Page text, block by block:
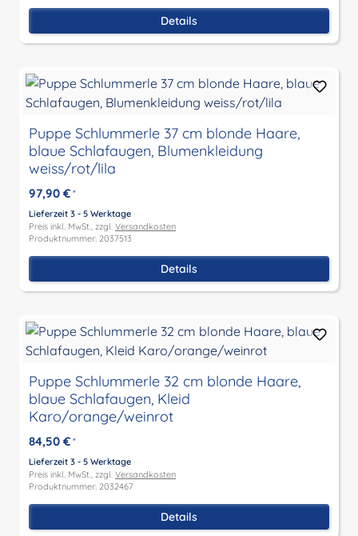
Details
Puppe Schlummerle 37 cm blonde Haare,
blaue Schlafaugen, Blumenkleidung
weiss/rot/lila
97,90 € *
Lieferzeit 3 - 5 Werktage
Preis inkl. MwSt., zzgl. Versandkosten
Produktnummer: 2037513
Details
Puppe Schlummerle 32 cm blonde Haare,
blaue Schlafaugen, Kleid
Karo/orange/weinrot
84,50 € *
Lieferzeit 3 - 5 Werktage
Preis inkl. MwSt., zzgl. Versandkosten
Produktnummer: 2032467
Details